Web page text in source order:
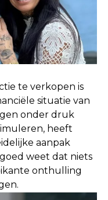
te verkopen is
situatie van
onder druk
heeft
aanpak
weet dat niets
onthulling